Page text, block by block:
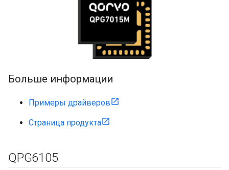
Больше информации
Примеры драйверов
Страница продукта
QPG6105